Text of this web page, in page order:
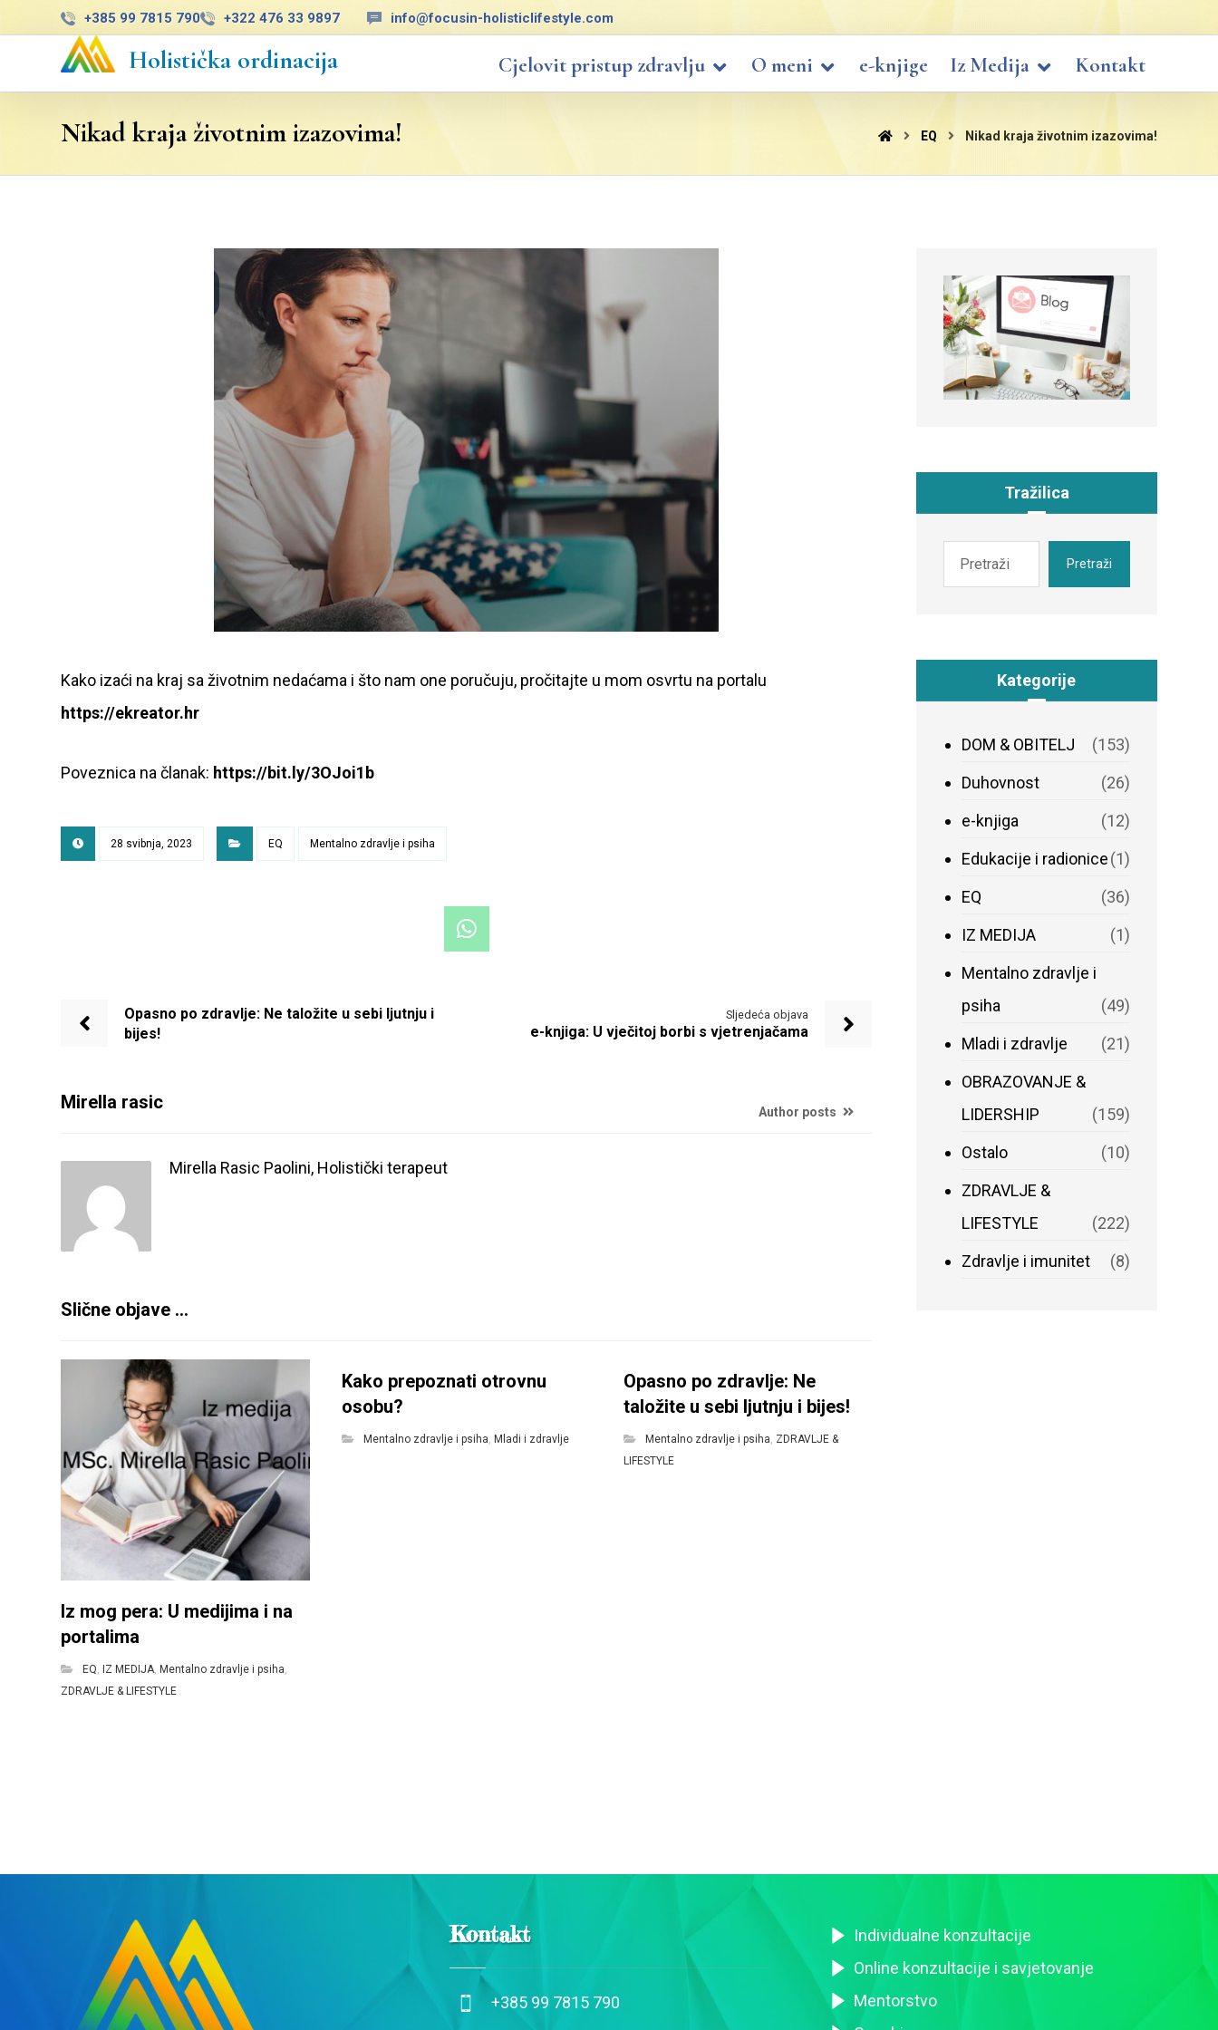
+385 99 7815 790 +322 476 33 9897 info@focusin-holisticlifestyle.com
Holistička ordinacija Cjelovit pristup zdravlju O meni e-knjige Iz Medija Kontakt
Nikad kraja životnim izazovima! EQ Nikad kraja životnim izazovima!
Kako izaći na kraj sa životnim nedaćama i što nam one poručuju, pročitajte u mom osvrtu na portalu
https://ekreator.hr
Poveznica na članak: https://bit.ly/3OJoi1b
28 svibnja, 2023 EQ Mentalno zdravlje i psiha
Opasno po zdravlje: Ne taložite u sebi ljutnju i
bijes!
Sljedeća objava
e-knjiga: U vječitoj borbi s vjetrenjačama
Mirella rasic Author posts
Mirella Rasic Paolini, Holistički terapeut
Slične objave ...
Iz mog pera: U medijima i na
portalima
EQ, IZ MEDIJA, Mentalno zdravlje i psiha,
ZDRAVLJE & LIFESTYLE
Kako prepoznati otrovnu
osobu?
Mentalno zdravlje i psiha, Mladi i zdravlje
Opasno po zdravlje: Ne
taložite u sebi ljutnju i bijes!
Mentalno zdravlje i psiha, ZDRAVLJE &
LIFESTYLE
Tražilica
Pretraži
Kategorije
DOM & OBITELJ
(153)
Duhovnost
(26)
e-knjiga
(12)
Edukacije i radionice(1)
EQ
(36)
IZ MEDIJA
(1)
Mentalno zdravlje i
psiha
(49)
Mladi i zdravlje
(21)
OBRAZOVANJE &
LIDERSHIP
(159)
Ostalo
(10)
ZDRAVLJE &
LIFESTYLE
(222)
Zdravlje i imunitet
(8)
Kontakt
+385 99 7815 790
Individualne konzultacije
Online konzultacije i savjetovanje
Mentorstvo